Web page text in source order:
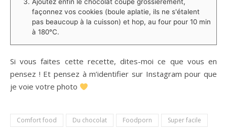
Ajoutez enfin le chocolat coupé grossièrement,
façonnez vos cookies (boule aplatie, ils ne s'étalent
pas beaucoup à la cuisson) et hop, au four pour 10 min
à 180°C.⁠
Si vous faites cette recette, dites-moi ce que vous en
pensez ! Et pensez à m’identifier sur Instagram pour que
je voie votre photo
Comfort food Du chocolat Foodporn Super facile